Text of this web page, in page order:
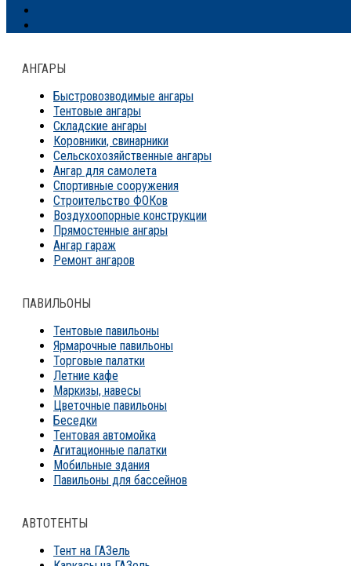
АНГАРЫ
Быстровозводимые ангары
Тентовые ангары
Складские ангары
Коровники, свинарники
Сельскохозяйственные ангары
Ангар для самолета
Спортивные сооружения
Строительство ФОКов
Воздухоопорные конструкции
Прямостенные ангары
Ангар гараж
Ремонт ангаров
ПАВИЛЬОНЫ
Тентовые павильоны
Ярмарочные павильоны
Торговые палатки
Летние кафе
Маркизы, навесы
Цветочные павильоны
Беседки
Тентовая автомойка
Агитационные палатки
Мобильные здания
Павильоны для бассейнов
АВТОТЕНТЫ
Тент на ГАЗель